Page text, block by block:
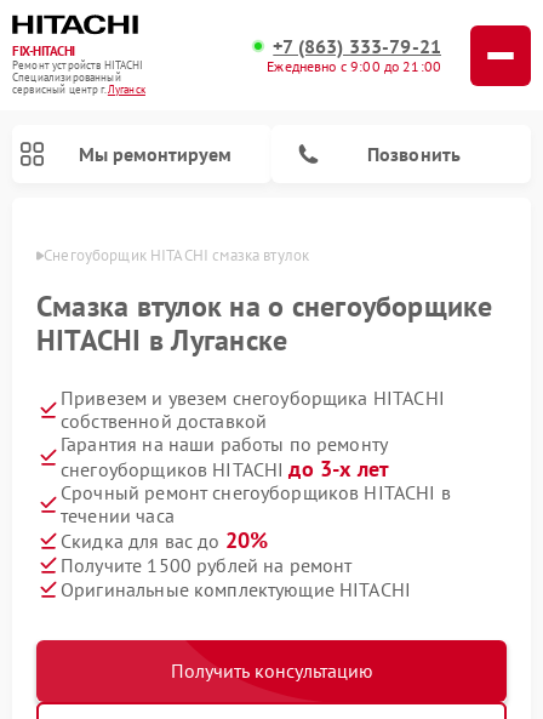
FIX-HITACHI
Ремонт устройств HITACHI
Специализированный
cервисный центр г.Луганск
+7 (863) 333-79-21
Ежедневно с 9:00 до 21:00
Мы ремонтируем Позвонить
Снегоуборщик HITACHI смазка втулок
Смазка втулок на о снегоуборщике
HITACHI в Луганске
Привезем и увезем снегоуборщика HITACHI
собственной доставкой
Гарантия на наши работы по ремонту
снегоуборщиков HITACHIдо 3-х лет
Срочный ремонт снегоуборщиков HITACHI в
течении часа
Скидка для вас до 20%
Получите 1500 рублей на ремонт
Оригинальные комплектующие HITACHI
Получить консультацию